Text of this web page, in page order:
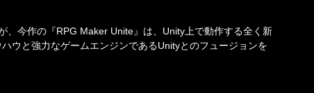
、今作の『RPG Maker Unite』は、 Unity 上で動作する全く新
ウと強力なゲームエンジンであるUnityとのフュージョンを